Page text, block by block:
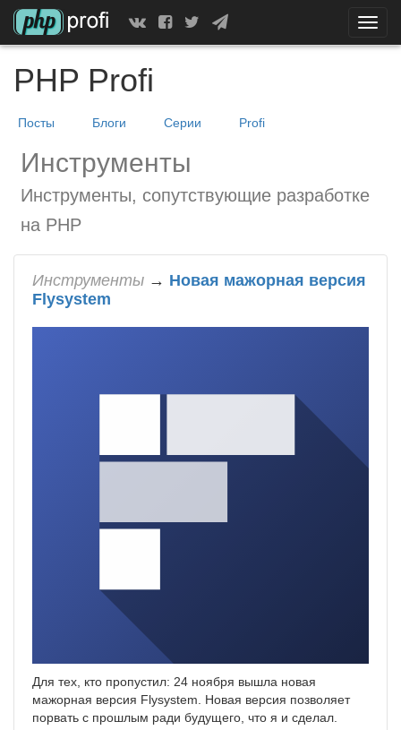
PHP Profi
Посты Блоги Серии Profi
Инструменты
Инструменты, сопутствующие разработке
на PHP
Инструменты → Новая мажорная версия
Flysystem
Для тех, кто пропустил: 24 ноября вышла новая
мажорная версия Flysystem. Новая версия позволяет
порвать с прошлым ради будущего, что я и сделал.